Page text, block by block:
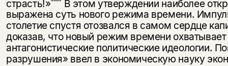
страсть!»
В этом утверждении наиболее
вы­ражена суть нового режима времени.
столетие спустя отозвался в самом сердце
доказав, что но­вый режим времени
антагонистические политиче­ские идеологии.
разрушения» ввел в экономическую науку